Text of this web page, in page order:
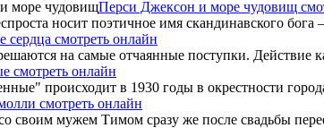
Перси Джексон и море чудовищ
носит поэтичное имя скандинавского
сердца смотреть онлайн
на самые отчаянные поступки.
смотреть онлайн
происходит в 1930 годы в окрестности
смотреть онлайн
своим мужем Тимом сразу же после свадьбы